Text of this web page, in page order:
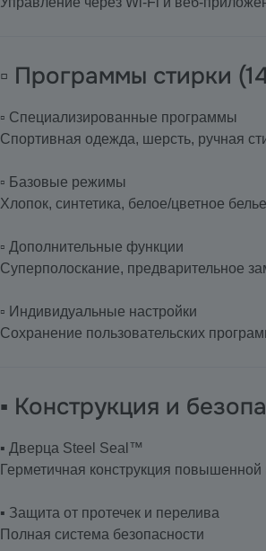
▫️ Программы стирки
▫️ Специализированные программы
Спортивная одежда, шерсть, ручная
▫️ Базовые режимы
Хлопок, синтетика, белое/цветное
▫️ Дополнительные функции
Суперполоскание, предварительное
▫️ Индивидуальные настройки
Сохранение пользовательских
▪️ Конструкция и
▪️ Дверца Steel Seal™
Герметичная конструкция повышенной
▪️ Защита от протечек и перелива
Полная система безопасности